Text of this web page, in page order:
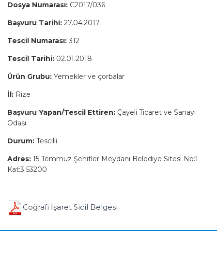
Dosya Numarası: C2017/036
Başvuru Tarihi: 27.04.2017
Tescil Numarası: 312
Tescil Tarihi: 02.01.2018
Ürün Grubu: Yemekler ve çorbalar
İl: Rize
Başvuru Yapan/Tescil Ettiren: Çayeli Ticaret ve Sanayi
Odası
Durum: Tescilli
Adres: 15 Temmuz Şehitler Meydanı Belediye Sitesi No:1
Kat:3 53200
Coğrafi İşaret Sicil Belgesi